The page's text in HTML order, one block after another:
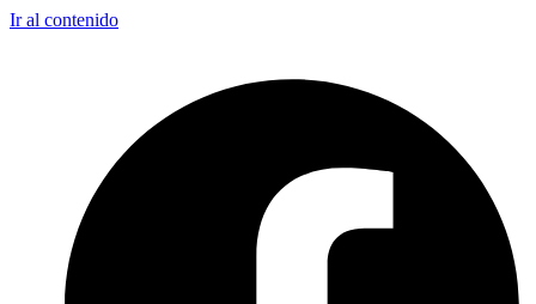
Ir al contenido